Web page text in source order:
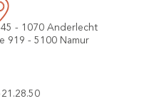
- 1070 Anderlecht
919 - 5100 Namur